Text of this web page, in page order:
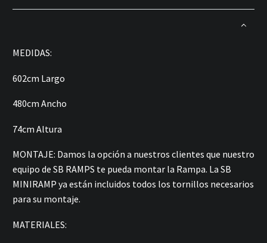
MEDIDAS:
602cm Largo
480cm Ancho
74cm Altura
MONTAJE: Damos la opción a nuestros clientes que nuestro
equipo de SB RAMPS te pueda montar la Rampa. La SB
MINIRAMP ya están incluidos todos los tornillos necesarios
para su montaje.
MATERIALES: